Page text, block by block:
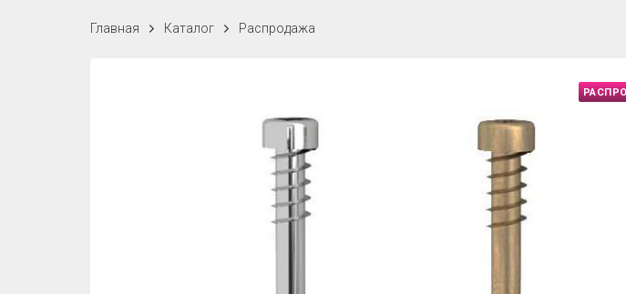
Главная Каталог Распродажа